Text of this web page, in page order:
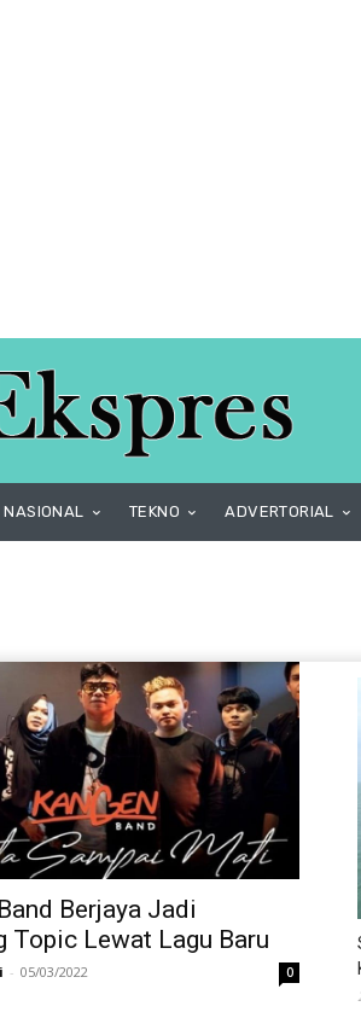
NASIONAL TEKNO ADVERTORIAL
Berjaya Jadi
Topic Lewat Lagu Baru
- 05/03/2022 0